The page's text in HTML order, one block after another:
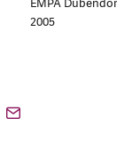
EMPA
2005